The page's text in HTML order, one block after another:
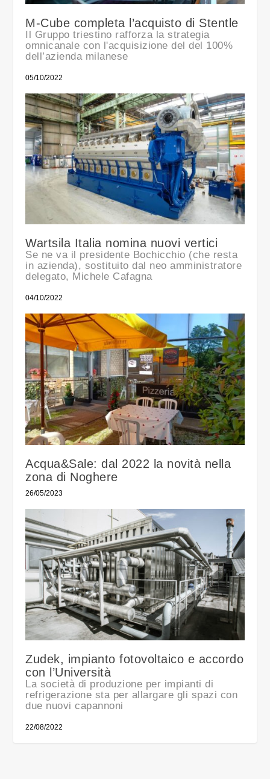
M-Cube completa l’acquisto di Stentle
Il Gruppo triestino rafforza la strategia
omnicanale con l'acquisizione del del 100%
dell’azienda milanese
05/10/2022
Wartsila Italia nomina nuovi vertici
Se ne va il presidente Bochicchio (che resta
in azienda), sostituito dal neo amministratore
delegato, Michele Cafagna
04/10/2022
Acqua&Sale: dal 2022 la novità nella
zona di Noghere
26/05/2023
Zudek, impianto fotovoltaico e accordo
con l’Università
La società di produzione per impianti di
refrigerazione sta per allargare gli spazi con
due nuovi capannoni
22/08/2022